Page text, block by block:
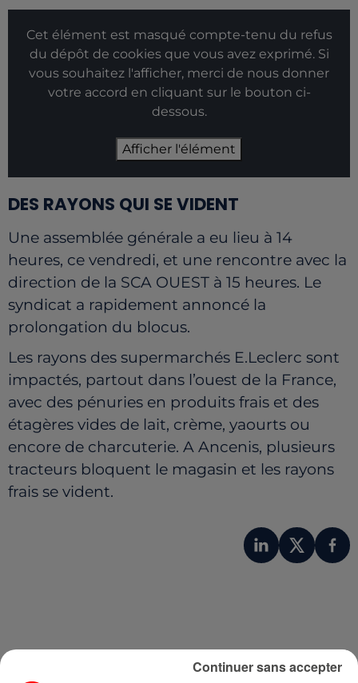
Cet élément est masqué compte-tenu du refus
du dépôt de cookies que vous avez exprimé. Si
vous souhaitez l'afficher, merci de nous donner
votre accord en cliquant sur le bouton ci-
dessous.
Afficher l'élément
DES RAYONS QUI SE VIDENT
Une assemblée générale a eu lieu à 14
heures, ce vendredi, et une rencontre avec la
direction de la SCA OUEST à 15 heures. Le
syndicat a rapidement annoncé la
prolongation du blocus.
Les rayons des supermarchés E.Leclerc sont
impactés, partout dans l’ouest de la France,
avec des pénuries en produits frais et des
étagères vides de lait, crème, yaourts ou
encore de charcuterie. A Ancenis, plusieurs
tracteurs bloquent le magasin et les rayons
frais se vident.
Continuer sans accepter